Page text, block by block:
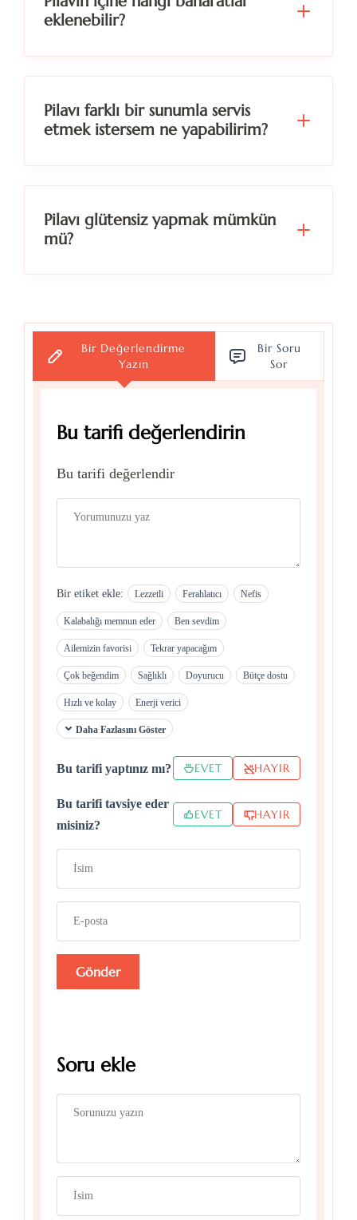
eklenebilir?
Pilavı farklı bir sunumla servis
etmek istersem ne yapabilirim?
Pilavı glütensiz yapmak mümkün
mü?
Bir Değerlendirme
Yazın
Bir Soru
Sor
Bu tarifi değerlendirin
Bu tarifi değerlendir
Bir etiket ekle: Lezzetli Ferahlatıcı Nefis
Kalabalığı memnun eder Ben sevdim
Ailemizin favorisi Tekrar yapacağım
Çok beğendim Sağlıklı Doyurucu Bütçe dostu
Hızlı ve kolay Enerji verici
Daha Fazlasını Göster
Bu tarifi yaptınız mı? EVET HAYIR
Bu tarifi tavsiye eder
misiniz?
EVET HAYIR
Soru ekle